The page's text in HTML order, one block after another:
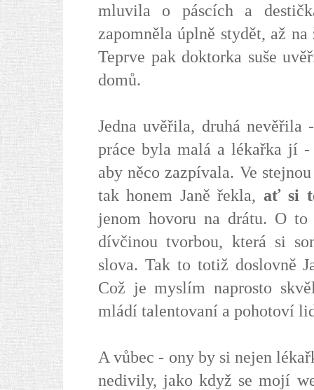
mluvila o páscích a
zapomněla úplně stydět, až
Teprve pak doktorka suše
domů.
Jedna uvěřila, druhá
práce byla malá a lékařka jí
aby něco zazpívala. Ve
tak honem Janě řekla, ať si
jenom hovoru na drátu. O
dívčinou tvorbou, která si
slova. Tak to totiž doslovně
Což je myslím naprosto
mládí talentovaní a pohotoví
A vůbec - ony by si nejen
nedivily, jako když se mojí